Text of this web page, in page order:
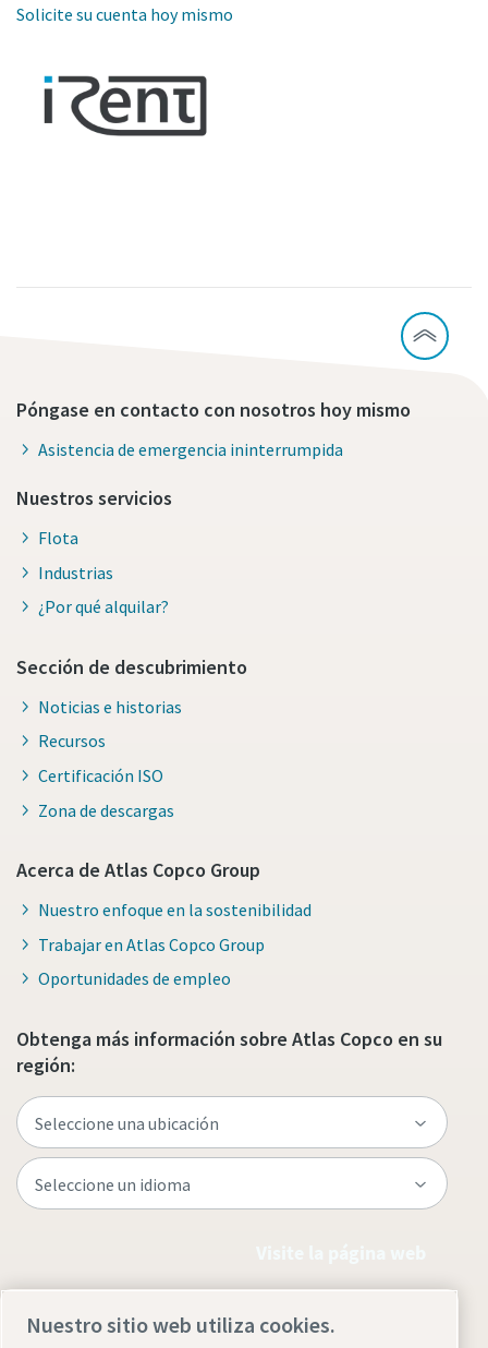
Solicite su cuenta hoy mismo
Póngase en contacto con nosotros hoy mismo
Asistencia de emergencia ininterrumpida
Nuestros servicios
Flota
Industrias
¿Por qué alquilar?
Sección de descubrimiento
Noticias e historias
Recursos
Certificación ISO
Zona de descargas
Acerca de Atlas Copco Group
Nuestro enfoque en la sostenibilidad
Trabajar en Atlas Copco Group
Oportunidades de empleo
Obtenga más información sobre Atlas Copco en su
región:
Nuestro sitio web utiliza cookies.